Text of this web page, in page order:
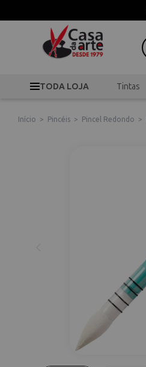
TODA LOJA Tintas
Início > Pincéis > Pincel Redondo >